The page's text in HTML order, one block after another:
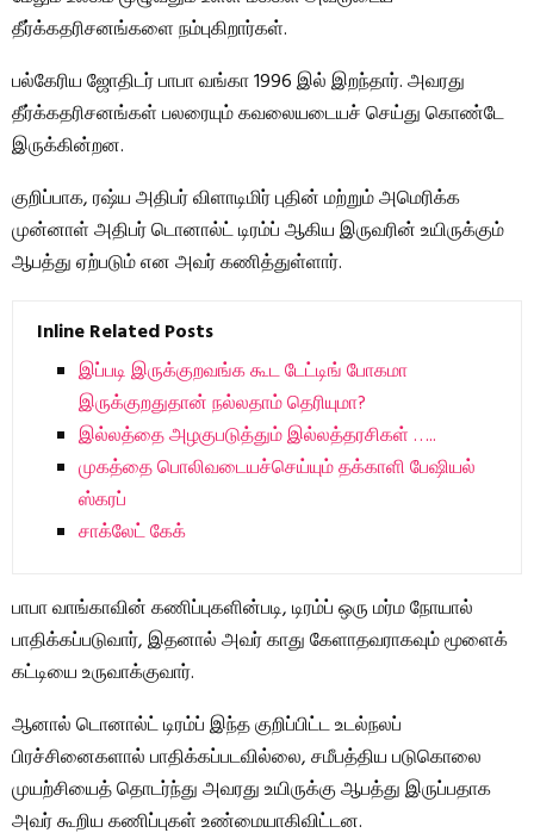
தீர்க்கதரிசனங்களை நம்புகிறார்கள்.
பல்கேரிய ஜோதிடர் பாபா வங்கா 1996 இல் இறந்தார். அவரது
தீர்க்கதரிசனங்கள் பலரையும் கவலையடையச் செய்து கொண்டே
இருக்கின்றன.
குறிப்பாக, ரஷ்ய அதிபர் விளாடிமிர் புதின் மற்றும் அமெரிக்க
முன்னாள் அதிபர் டொனால்ட் டிரம்ப் ஆகிய இருவரின் உயிருக்கும்
ஆபத்து ஏற்படும் என அவர் கணித்துள்ளார்.
Inline Related Posts
இப்படி இருக்குறவங்க கூட டேட்டிங் போகமா
இருக்குறதுதான் நல்லதாம் தெரியுமா?
இல்லத்தை அழகுபடுத்தும் இல்லத்தரசிகள் …..
முகத்தை பொலிவடையச்செய்யும் தக்காளி பேஷியல்
ஸ்கரப்
சாக்லேட் கேக்
பாபா வாங்காவின் கணிப்புகளின்படி, டிரம்ப் ஒரு மர்ம நோயால்
பாதிக்கப்படுவார், இதனால் அவர் காது கேளாதவராகவும் மூளைக்
கட்டியை உருவாக்குவார்.
ஆனால் டொனால்ட் டிரம்ப் இந்த குறிப்பிட்ட உடல்நலப்
பிரச்சினைகளால் பாதிக்கப்படவில்லை, சமீபத்திய படுகொலை
முயற்சியைத் தொடர்ந்து அவரது உயிருக்கு ஆபத்து இருப்பதாக
அவர் கூறிய கணிப்புகள் உண்மையாகிவிட்டன.